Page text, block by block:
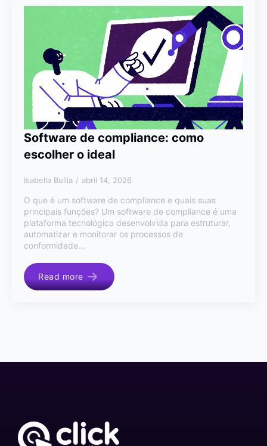
Software de compliance: como
escolher o ideal
Isabella Bullia abril 14, 2026
O que é um software de compliance e quais suas
principais funções? Um software de compliance é uma
plataforma tecnológica desenvolvida para estruturar,
automatizar e monitorar os processos de
conformidade…
Read more